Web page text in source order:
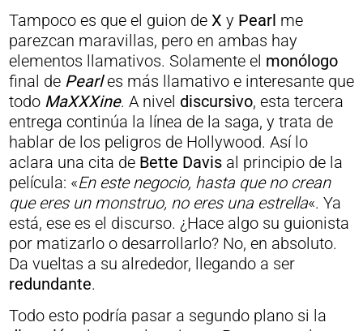
Tampoco es que el guion de X y Pearl me
parezcan maravillas, pero en ambas hay
elementos llamativos. Solamente el monólogo
final de Pearles más llamativo e interesante que
todo MaXXXine. A nivel discursivo, esta tercera
entrega continúa la línea de la saga, y trata de
hablar de los peligros de Hollywood. Así lo
aclara una cita de Bette Davisal principio de la
película: «En este negocio, hasta que no crean
que eres un monstruo, no eres una estrella«. Ya
está, ese es el discurso. ¿Hace algo su guionista
por matizarlo o desarrollarlo? No, en absoluto.
Da vueltas a su alrededor, llegando a ser
redundante.
Todo esto podría pasar a segundo plano si la